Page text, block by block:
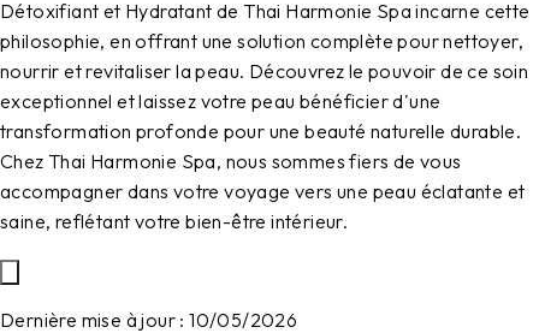
Détoxifiant et Hydratant de Thai Harmonie Spa incarne cette
philosophie, en offrant une solution complète pour nettoyer,
nourrir et revitaliser la peau. Découvrez le pouvoir de ce soin
exceptionnel et laissez votre peau bénéficier d'une
transformation profonde pour une beauté naturelle durable.
Chez Thai Harmonie Spa, nous sommes fiers de vous
accompagner dans votre voyage vers une peau éclatante et
saine, reflétant votre bien-être intérieur.
Dernière mise à jour : 10/05/2026